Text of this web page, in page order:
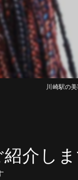
川崎駅の
介し